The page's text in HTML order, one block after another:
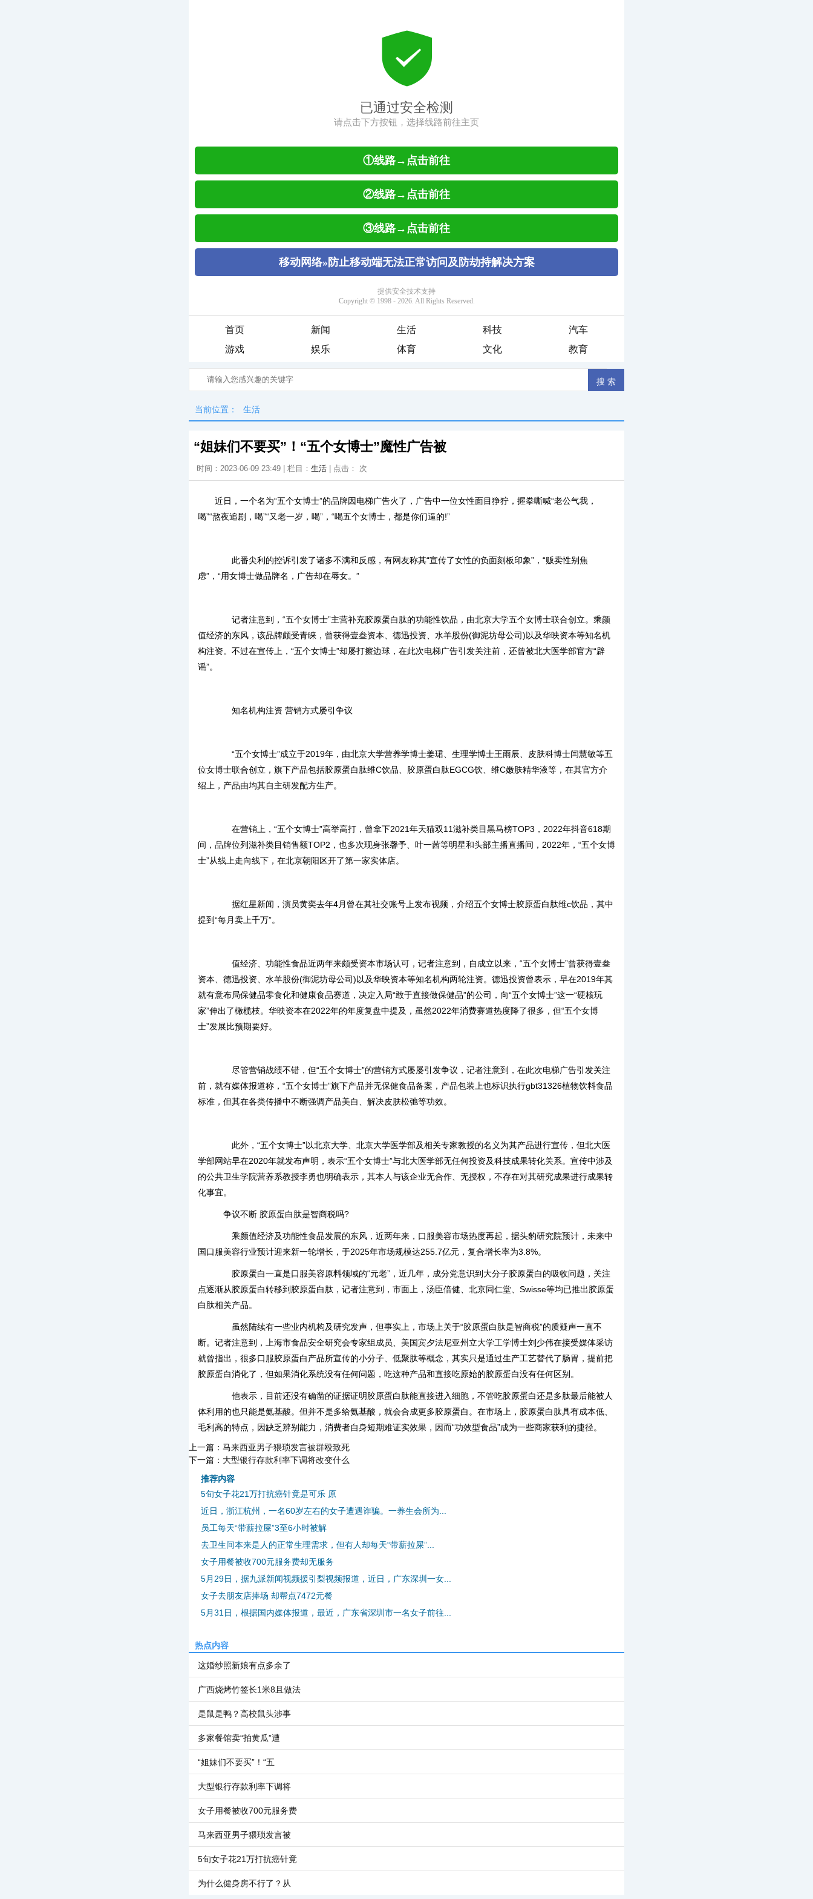
首页 新闻 生活 科技
汽车
游戏
娱乐 体育 文化 教育
当前位置： 生活
“姐妹们不要买”！“五个女博士”魔性广告被
时间：2023-06-09 23:49 | 栏目： 生活 | 点击： 次
近日，一个名为“五个女博士”的品牌因电梯广告火了，广告中一位女性面目狰狞，握拳嘶喊“老公气我，
喝”“熬夜追剧，喝”“又老一岁，喝”，“喝五个女博士，都是你们逼的!”
此番尖利的控诉引发了诸多不满和反感，有网友称其“宣传了女性的负面刻板印象”，“贩卖性别焦
虑”，“用女博士做品牌名，广告却在辱女。”
记者注意到，“五个女博士”主营补充胶原蛋白肽的功能性饮品，由北京大学五个女博士联合创立。乘颜
值经济的东风，该品牌颇受青睐，曾获得壹叁资本、德迅投资、水羊股份(御泥坊母公司)以及华映资本等知名机
构注资。不过在宣传上，“五个女博士”却屡打擦边球，在此次电梯广告引发关注前，还曾被北大医学部官方“辟
谣”。
知名机构注资 营销方式屡引争议
“五个女博士”成立于2019年，由北京大学营养学博士姜珺、生理学博士王雨辰、皮肤科博士闫慧敏等五
位女博士联合创立，旗下产品包括胶原蛋白肽维C饮品、胶原蛋白肽EGCG饮、维C嫩肤精华液等，在其官方介
绍上，产品由均其自主研发配方生产。
在营销上，“五个女博士”高举高打，曾拿下2021年天猫双11滋补类目黑马榜TOP3，2022年抖音618期
间，品牌位列滋补类目销售额TOP2，也多次现身张馨予、叶一茜等明星和头部主播直播间，2022年，“五个女博
士”从线上走向线下，在北京朝阳区开了第一家实体店。
据红星新闻，演员黄奕去年4月曾在其社交账号上发布视频，介绍五个女博士胶原蛋白肽维c饮品，其中
提到“每月卖上千万”。
值经济、功能性食品近两年来颇受资本市场认可，记者注意到，自成立以来，“五个女博士”曾获得壹叁
资本、德迅投资、水羊股份(御泥坊母公司)以及华映资本等知名机构两轮注资。德迅投资曾表示，早在2019年其
就有意布局保健品零食化和健康食品赛道，决定入局“敢于直接做保健品”的公司，向“五个女博士”这一“硬核玩
家”伸出了橄榄枝。华映资本在2022年的年度复盘中提及，虽然2022年消费赛道热度降了很多，但“五个女博
士”发展比预期要好。
尽管营销战绩不错，但“五个女博士”的营销方式屡屡引发争议，记者注意到，在此次电梯广告引发关注
前，就有媒体报道称，“五个女博士”旗下产品并无保健食品备案，产品包装上也标识执行gbt31326植物饮料食品
标准，但其在各类传播中不断强调产品美白、解决皮肤松弛等功效。
此外，“五个女博士”以北京大学、北京大学医学部及相关专家教授的名义为其产品进行宣传，但北大医
学部网站早在2020年就发布声明，表示“五个女博士”与北大医学部无任何投资及科技成果转化关系。宣传中涉及
的公共卫生学院营养系教授李勇也明确表示，其本人与该企业无合作、无授权，不存在对其研究成果进行成果转
化事宜。
争议不断 胶原蛋白肽是智商税吗?
乘颜值经济及功能性食品发展的东风，近两年来，口服美容市场热度再起，据头豹研究院预计，未来中
国口服美容行业预计迎来新一轮增长，于2025年市场规模达255.7亿元，复合增长率为3.8%。
胶原蛋白一直是口服美容原料领域的“元老”，近几年，成分党意识到大分子胶原蛋白的吸收问题，关注
点逐渐从胶原蛋白转移到胶原蛋白肽，记者注意到，市面上，汤臣倍健、北京同仁堂、Swisse等均已推出胶原蛋
白肽相关产品。
虽然陆续有一些业内机构及研究发声，但事实上，市场上关于“胶原蛋白肽是智商税”的质疑声一直不
断。记者注意到，上海市食品安全研究会专家组成员、美国宾夕法尼亚州立大学工学博士刘少伟在接受媒体采访
就曾指出，很多口服胶原蛋白产品所宣传的小分子、低聚肽等概念，其实只是通过生产工艺替代了肠胃，提前把
胶原蛋白消化了，但如果消化系统没有任何问题，吃这种产品和直接吃原始的胶原蛋白没有任何区别。
他表示，目前还没有确凿的证据证明胶原蛋白肽能直接进入细胞，不管吃胶原蛋白还是多肽最后能被人
体利用的也只能是氨基酸。但并不是多给氨基酸，就会合成更多胶原蛋白。在市场上，胶原蛋白肽具有成本低、
毛利高的特点，因缺乏辨别能力，消费者自身短期难证实效果，因而“功效型食品”成为一些商家获利的捷径。
上一篇： 马来西亚男子猥琐发言被群殴致死
下一篇： 大型银行存款利率下调将改变什么
推荐内容
5旬女子花21万打抗癌针竟是可乐 原
近日，浙江杭州，一名60岁左右的女子遭遇诈骗。一养生会所为...
员工每天“带薪拉屎”3至6小时被解
去卫生间本来是人的正常生理需求，但有人却每天“带薪拉屎”...
女子用餐被收700元服务费却无服务
5月29日，据九派新闻视频援引梨视频报道，近日，广东深圳一女...
女子去朋友店捧场 却帮点7472元餐
5月31日，根据国内媒体报道，最近，广东省深圳市一名女子前往...
热点内容
这婚纱照新娘有点多余了
广西烧烤竹签长1米8且做法
是鼠是鸭？高校鼠头涉事
多家餐馆卖“拍黄瓜”遭
“姐妹们不要买”！“五
大型银行存款利率下调将
女子用餐被收700元服务费
马来西亚男子猥琐发言被
5旬女子花21万打抗癌针竟
为什么健身房不行了？从